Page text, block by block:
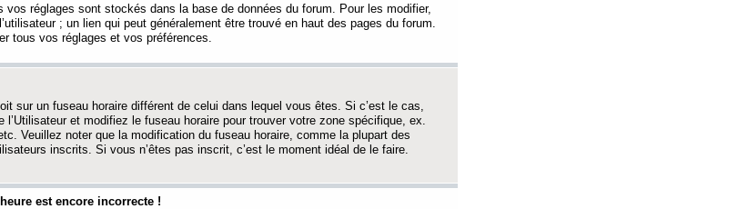
réglages sont stockés dans la base de données du forum. Pour les modifier,
; un lien qui peut généralement être trouvé en haut des pages du forum.
tous vos réglages et vos préférences.
sur un fuseau horaire différent de celui dans lequel vous êtes. Si c’est le cas,
l’Utilisateur et modifiez le fuseau horaire pour trouver votre zone spécifique, ex.
Veuillez noter que la modification du fuseau horaire, comme la plupart des
inscrits. Si vous n’êtes pas inscrit, c’est le moment idéal de le faire.
est encore incorrecte !